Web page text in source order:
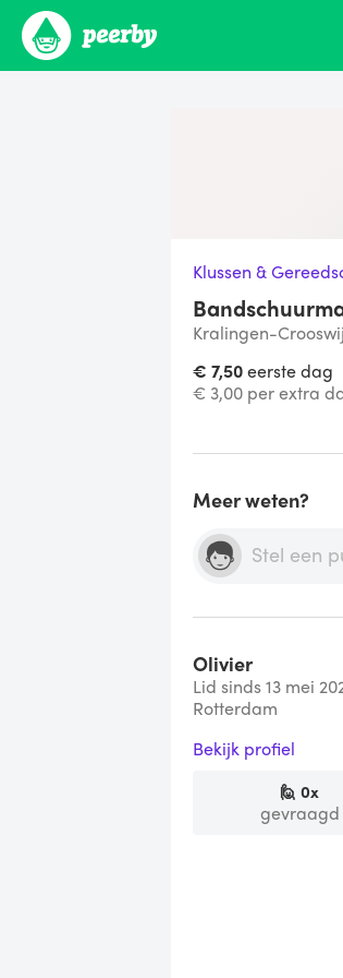
Klussen &
Kralingen-
€ 7,50eerste dag
€ 3,00 per extra
Meer weten?
Olivier
Lid sinds 13 mei
Rotterdam
Bekijk profiel
🙋0x
gevraagd